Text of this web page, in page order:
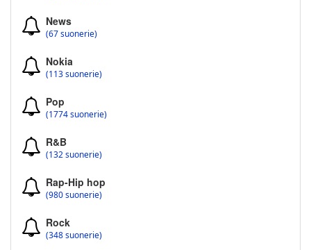
News
(67 suonerie)
Nokia
(113 suonerie)
Pop
(1774 suonerie)
R&B
(132 suonerie)
Rap-Hip hop
(980 suonerie)
Rock
(348 suonerie)